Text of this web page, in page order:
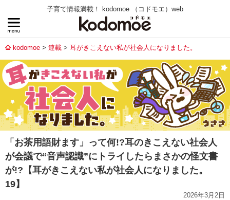
子育て情報満載！ kodomoe （コドモエ）web
kodomoe 連載 耳がきこえない私が社会人になりました。
「お茶用語財ます」って何!?耳のきこえない社会人
が会議で“音声認識”にトライしたらまさかの怪文書
が!?【耳がきこえない私が社会人になりました。
19】
2026年3月2日